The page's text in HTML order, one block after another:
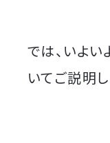
では、いよ
いてご説明し